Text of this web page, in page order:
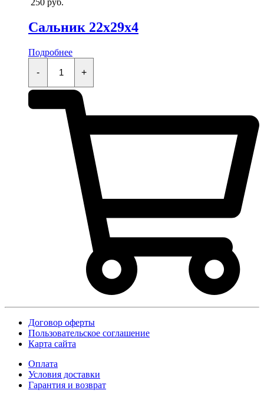
250 руб.
Сальник 22x29x4
Подробнее
-
22x29x4 +
Договор оферты
Пользовательское соглашение
Карта сайта
Оплата
Условия доставки
Гарантия и возврат